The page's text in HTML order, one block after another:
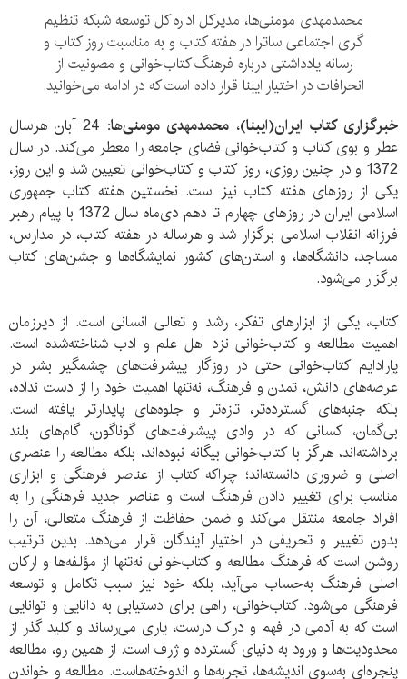
محمدمهدی مومنی‌ها، مدیرکل اداره کل توسعه شبکه تنظیم
گری اجتماعی ساترا در هفته کتاب و به مناسبت روز کتاب و
رسانه یادداشتی درباره فرهنگ کتاب‌خوانی و مصونیت از
انحرافات در اختیار ایبنا قرار داده است که در ادامه می‌خوانید.
خبرگزاری کتاب ایران(ایبنا)، محمدمهدی مومنی‌ها:
24 آبان هرسال
عطر و بوی کتاب و کتاب‌خوانی فضای جامعه را معطر می‌کند. در سال
1372 و در چنین روزی، روز کتاب و کتاب‌خوانی تعیین شد و این روز،
یکی از روزهای هفته کتاب نیز است. نخستین هفته کتاب جمهوری
اسلامی ایران در روزهای چهارم تا دهم دی‌ماه سال 1372 با پیام رهبر
فرزانه انقلاب اسلامی برگزار شد و هرساله در هفته کتاب، در مدارس،
مساجد، دانشگاه‌ها، و استان‌های کشور نمایشگاه‌ها و جشن‌های کتاب
برگزار می‌شود.
کتاب، یکی از ابزارهای تفکر، رشد و تعالی انسانی است. از دیرزمان
اهمیت مطالعه و کتاب‌خوانی نزد اهل علم و ادب شناخته‌شده است.
پارادایم کتاب‌خوانی حتی در روزگار پیشرفت‌های چشمگیر بشر در
عرصه‌های دانش، تمدن و فرهنگ، نه‌تنها اهمیت خود را از دست نداده،
بلکه جنبه‌های گسترده‌تر، تازه‌تر و جلوه‌های پایدارتر یافته است.
بی‌گمان، کسانی که در وادی پیشرفت‌های گوناگون، گام‌های بلند
برداشته‌اند، هرگز با کتاب‌خوانی بیگانه نبوده‌اند، بلکه مطالعه را عنصری
اصلی و ضروری دانسته‌اند؛ چراکه کتاب از عناصر فرهنگی و ابزاری
مناسب برای تغییر دادن فرهنگ است و عناصر جدید فرهنگی را به
افراد جامعه منتقل می‌کند و ضمن حفاظت از فرهنگ متعالی، آن را
بدون تغییر و تحریفی در اختیار آیندگان قرار می‌دهد. بدین ترتیب
روشن است که فرهنگ مطالعه و کتاب‌خوانی نه‌تنها از مؤلفه‌ها و ارکان
اصلی فرهنگ به‌حساب می‌آید، بلکه خود نیز سبب تکامل و توسعه
فرهنگی می‌شود. کتاب‌خوانی، راهی برای دستیابی به دانایی و توانایی
است که به آدمی در فهم و درک درست، یاری می‌رساند و کلید گذر از
محدودیت‌ها و ورود به دنیای گسترده و ژرف است. از همین رو، مطالعه
پنجره‌ای به‌سوی اندیشه‌ها، تجربه‌ها و اندوخته‌هاست. مطالعه و خواندن